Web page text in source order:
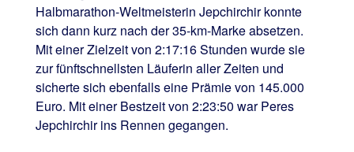
Halbmarathon-Weltmeisterin Jepchirchir konnte
sich dann kurz nach der 35-km-Marke absetzen.
Mit einer Zielzeit von 2:17:16 Stunden wurde sie
zur fünftschnellsten Läuferin aller Zeiten und
sicherte sich ebenfalls eine Prämie von 145.000
Euro. Mit einer Bestzeit von 2:23:50 war Peres
Jepchirchir ins Rennen gegangen.